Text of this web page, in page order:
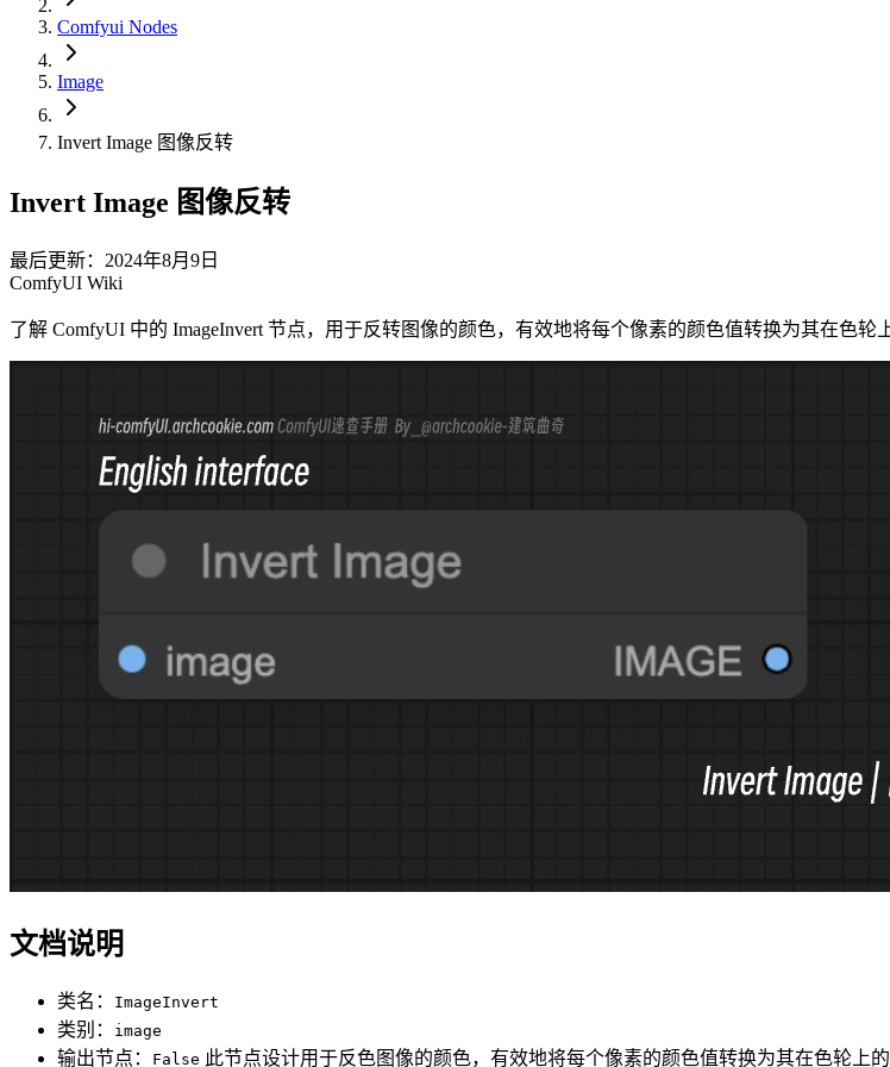
Comfyui Nodes
Image
Invert Image 图像反转
Invert Image 图像反转
最后更新：2024年8月9日
ComfyUI Wiki
了解 ComfyUI 中的 ImageInvert 节点，用于反转图像的颜色，有效地将每个像素的颜色值转换为其在色
文档说明
类名： ImageInvert
类别： image
输出节点： False 此节点设计用于反色图像的颜色，有效地将每个像素的颜色值转换为其在色轮上